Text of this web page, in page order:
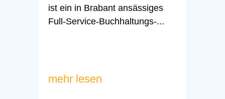
ist ein in Brabant ansässiges
Full-Service-Buchhaltungs-...
mehr lesen